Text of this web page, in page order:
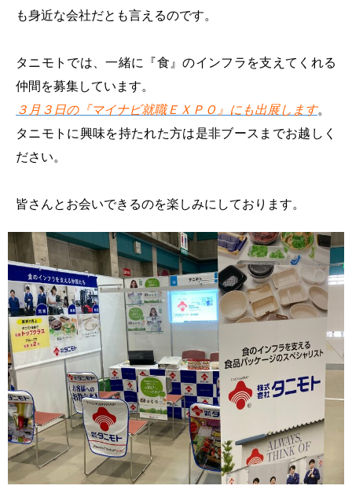
も身近な会社だとも言えるのです。
タニモトでは、一緒に『食』のインフラを支えてくれる
仲間を募集しています。
３月３日の『マイナビ就職ＥＸＰＯ』にも出展します。​
タニモトに興味を持たれた方は是非ブースまでお越しく
ださい。
皆さんとお会いできるのを楽しみにしております。